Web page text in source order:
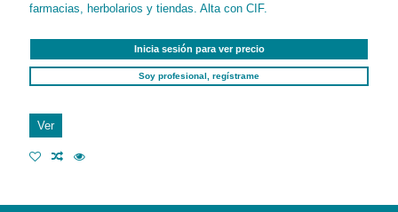
farmacias, herbolarios y tiendas. Alta con CIF.
Inicia sesión para ver precio
Soy profesional, regístrame
Ver